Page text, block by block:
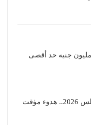
في 5 بنوك.. مليون جنيه حد أقصى
أسعار الدولار اليوم السبت 8 أغسطس 2026.. هدوء مؤقت